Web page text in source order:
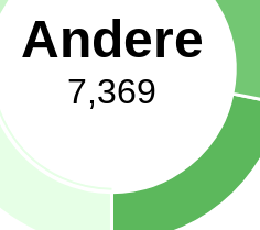
Andere
7,369